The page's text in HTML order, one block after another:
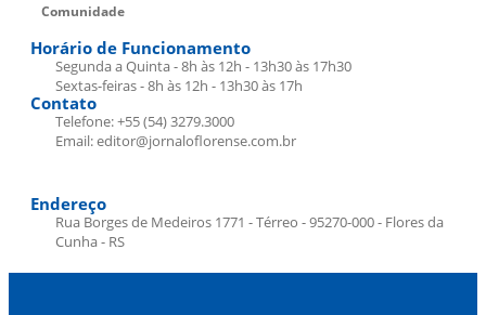
Comunidade
Horário de Funcionamento
Segunda a Quinta - 8h às 12h - 13h30 às 17h30
Sextas-feiras - 8h às 12h - 13h30 às 17h
Contato
Telefone: +55 (54) 3279.3000
Email: editor@jornaloflorense.com.br
Endereço
Rua Borges de Medeiros 1771 - Térreo - 95270-000 - Flores da
Cunha - RS